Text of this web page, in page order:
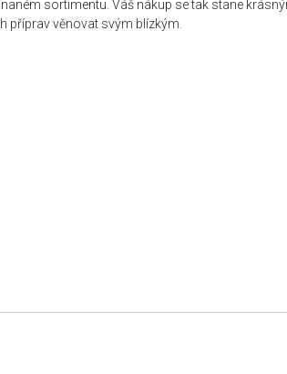
sortimentu. Váš nákup se tak stane
příprav věnovat svým blízkým.